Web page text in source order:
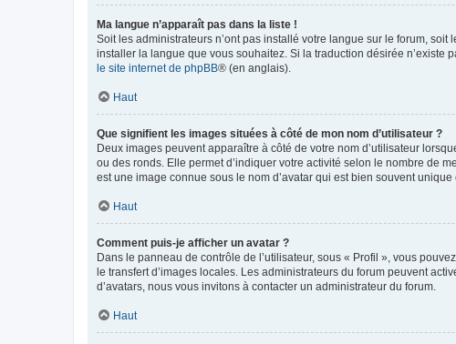
Ma langue n’apparaît pas dans la liste !
Soit les administrateurs n’ont pas installé votre langue sur le forum,
installer la langue que vous souhaitez. Si la traduction désirée n’existe
le site internet de phpBB® (en anglais).
Haut
Que signifient les images situées à côté de mon nom d’utilisateur ?
Deux images peuvent apparaître à côté de votre nom d’utilisateur
ou des ronds. Elle permet d’indiquer votre activité selon le nombre de
est une image connue sous le nom d’avatar qui est bien souvent
Haut
Comment puis-je afficher un avatar ?
Dans le panneau de contrôle de l’utilisateur, sous « Profil », vous
le transfert d’images locales. Les administrateurs du forum peuvent
d’avatars, nous vous invitons à contacter un administrateur du forum.
Haut